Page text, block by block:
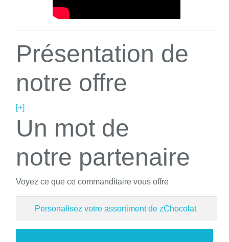
Présentation de
notre offre
[+]
Un mot de
notre partenaire
Voyez ce que ce commanditaire vous offre
Personalisez votre assortiment de zChocolat